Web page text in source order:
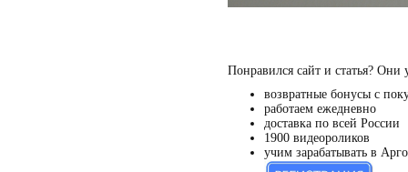
Понравился сайт и статья? Они
возвратные бонусы с
работаем ежедневно
доставка по всей России
1900 видеороликов
учим зарабатывать в Арго